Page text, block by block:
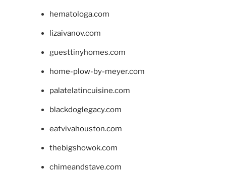
hematologa.com
lizaivanov.com
guesttinyhomes.com
home-plow-by-meyer.com
palatelatincuisine.com
blackdoglegacy.com
eatvivahouston.com
thebigshowok.com
chimeandstave.com